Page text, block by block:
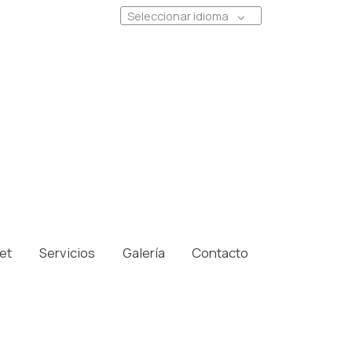
Seleccionar idioma
Servicios Galería Contacto